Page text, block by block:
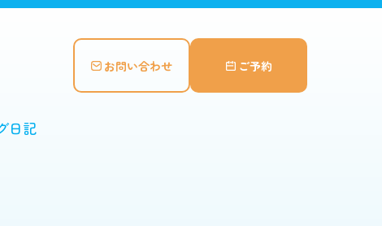
お問い合わせ ご予約
日記